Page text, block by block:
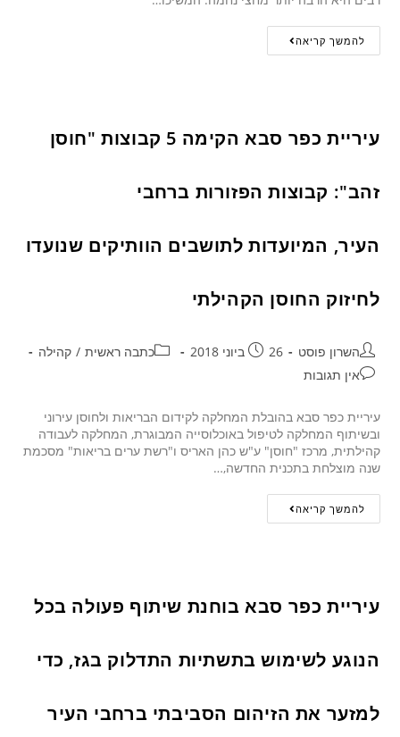
להמשך קריאה
עיריית כפר סבא הקימה 5 קבוצות "חוסן
זהב": קבוצות הפזורות ברחבי
העיר, המיועדות לתושבים הוותיקים שנועדו
לחיזוק החוסן הקהילתי
השרון פוסט 26 ביוני 2018 כתבה ראשית / קהילה
אין תגובות
עיריית כפר סבא בהובלת המחלקה לקידום הבריאות ולחוסן עירוני
ובשיתוף המחלקה לטיפול באוכלוסייה המבוגרת, המחלקה לעבודה
קהילתית, מרכז "חוסן" ע"ש כהן האריס ו"רשת ערים בריאות" מסכמת
שנה מוצלחת בתכנית החדשה,…
להמשך קריאה
עיריית כפר סבא בוחנת שיתוף פעולה בכל
הנוגע לשימוש בתשתיות התדלוק בגז, כדי
למזער את הזיהום הסביבתי ברחבי העיר